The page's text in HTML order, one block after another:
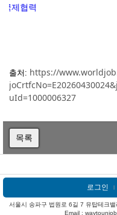
출처: https://
uId=1000006327
목록
로그인 l
서울시 송파구 법원로 6길 7 유탑테크
Email :